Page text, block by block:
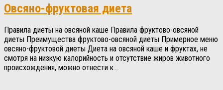
Овсяно-фруктовая диета
Правила диеты на овсяной каше Правила фруктово-овсяной
диеты Преимущества фруктово-овсяной диеты Примерное меню
овсяно-фруктовой диеты Диета на овсяной каше и фруктах, не
смотря на низкую калорийность и отсутствие жиров животного
происхождения, можно отнести к...